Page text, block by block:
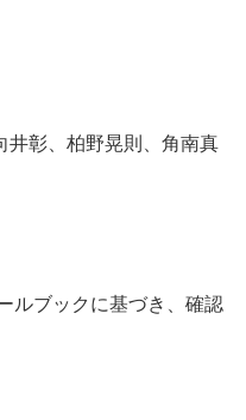
井彰、柏野晃則、角南真
ルブックに基づき、確認